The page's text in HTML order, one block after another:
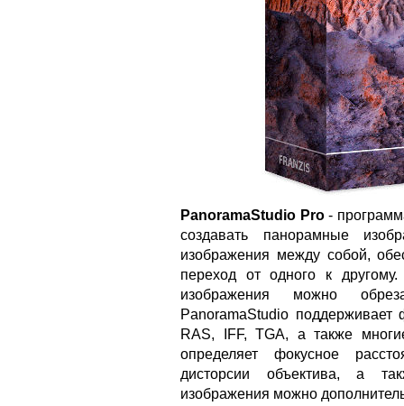
PanoramaStudio Pro-
создавать панорамные
изображения между собой,
переход от одного к
изображения можно
PanoramaStudio
RAS, IFF, TGA, а также
определяет фокусное
дисторсии объектива, а
изображения можно